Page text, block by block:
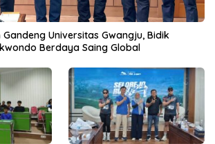
Universitas Gwangju, Bidik
Berdaya Saing Global